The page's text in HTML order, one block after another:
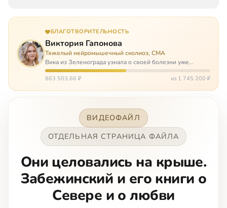
БЛАГОТВОРИТЕЛЬНОСТЬ
Виктория Гапонова
Тяжелый нейромышечный сколиоз, СМА
Вика из Зеленограда узнала о своей болезни уже
будучи в сознательном возрасте. Ей пришлось
привыкать к инвалидной коляске и сильнейшему
863 503,66 ₽ из 1 745 200 ₽
ВИДЕОФАЙЛ
ОТДЕЛЬНАЯ СТРАНИЦА ФАЙЛА
Они целовались на крыше.
Забежинский и его книги о
Севере и о любви